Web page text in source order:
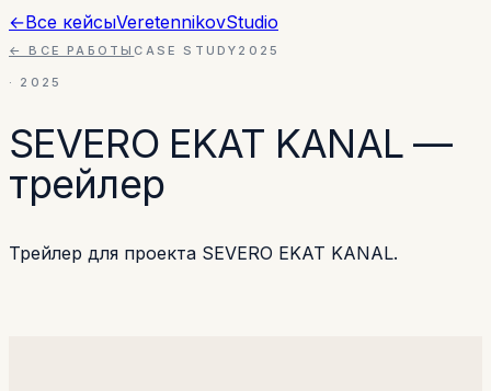
←Все кейсыVeretennikovStudio
← ВСЕ РАБОТЫ CASE STUDY 2025
· 2025
SEVERO EKAT KANAL —
трейлер
Трейлер для проекта SEVERO EKAT KANAL.